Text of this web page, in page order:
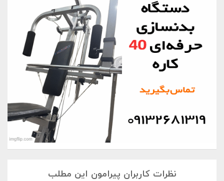
نظرات کاربران پیرامون این مطلب